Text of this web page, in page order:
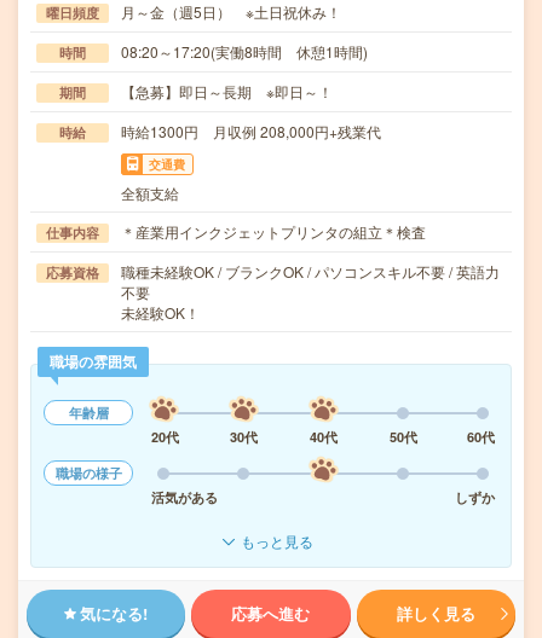
曜日頻度 月～金（週5日） ※土日祝休み！
時間 08:20～17:20(実働8時間 休憩1時間)
期間 【急募】即日～長期 ※即日～！
時給 時給1300円 月収例 208,000円+残業代
交通費
全額支給
仕事内容 ＊産業用インクジェットプリンタの組立＊検査
応募資格
職種未経験OK / ブランクOK / パソコンスキル不要 / 英語力
不要
未経験OK！
職場の雰囲気
年齢層
20代
30代 40代 50代
60代
職場の様子
活気がある
しずか
もっと見る
気になる! 応募へ進む 詳しく見る